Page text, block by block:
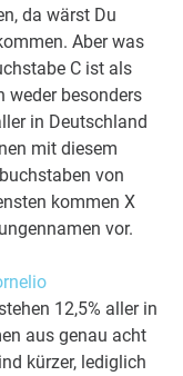
da wärst Du
Aber was
C ist als
besonders
in Deutschland
mit diesem
von
kommen X
vor.
12,5% aller in
aus genau acht
kürzer, lediglich